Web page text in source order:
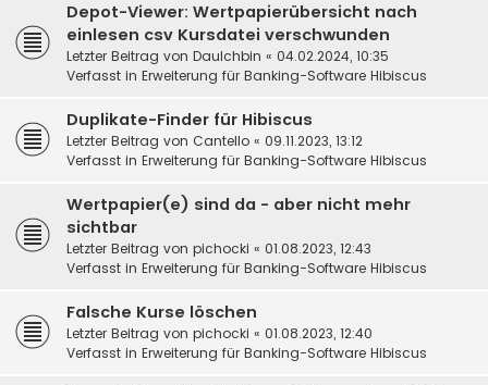
Depot-Viewer: Wertpapierübersicht nach
einlesen csv Kursdatei verschwunden
Letzter Beitrag von DauIchbin « 04.02.2024, 10:35
Verfasst in Erweiterung für Banking-Software Hibiscus
Duplikate-Finder für Hibiscus
Letzter Beitrag von Cantello « 09.11.2023, 13:12
Verfasst in Erweiterung für Banking-Software Hibiscus
Wertpapier(e) sind da - aber nicht mehr
sichtbar
Letzter Beitrag von pichocki « 01.08.2023, 12:43
Verfasst in Erweiterung für Banking-Software Hibiscus
Falsche Kurse löschen
Letzter Beitrag von pichocki « 01.08.2023, 12:40
Verfasst in Erweiterung für Banking-Software Hibiscus